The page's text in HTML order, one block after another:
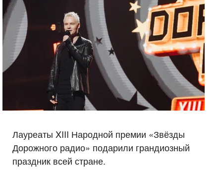
Лауреаты XIII Народной премии «Звёзды
Дорожного радио» подарили грандиозный
праздник всей стране.